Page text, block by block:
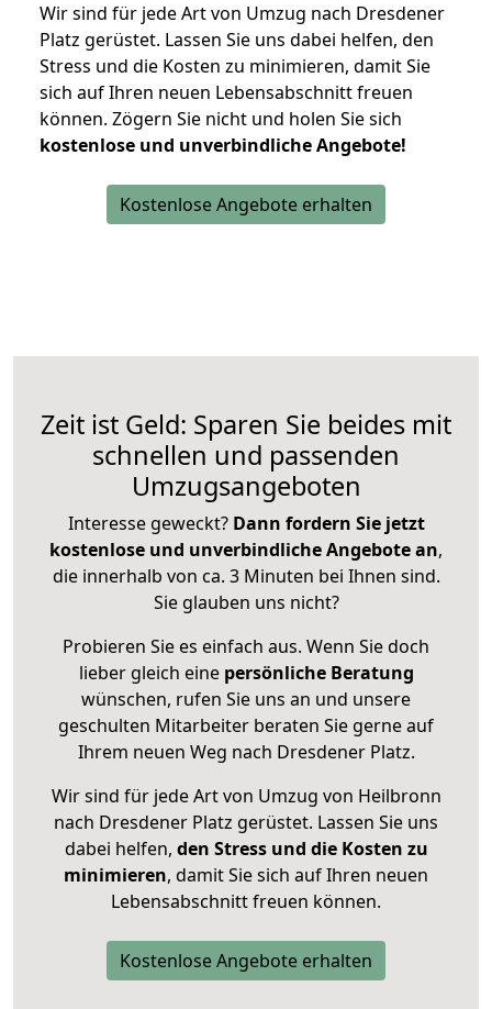
Wir sind für jede Art von Umzug nach Dresdener
Platz gerüstet. Lassen Sie uns dabei helfen, den
Stress und die Kosten zu minimieren, damit Sie
sich auf Ihren neuen Lebensabschnitt freuen
können. Zögern Sie nicht und holen Sie sich
kostenlose und unverbindliche Angebote!
Kostenlose Angebote erhalten
Zeit ist Geld: Sparen Sie beides mit
schnellen und passenden
Umzugsangeboten
Interesse geweckt? Dann fordern Sie jetzt
kostenlose und unverbindliche Angebote an,
die innerhalb von ca. 3 Minuten bei Ihnen sind.
Sie glauben uns nicht?
Probieren Sie es einfach aus. Wenn Sie doch
lieber gleich eine persönliche Beratung
wünschen, rufen Sie uns an und unsere
geschulten Mitarbeiter beraten Sie gerne auf
Ihrem neuen Weg nach Dresdener Platz.
Wir sind für jede Art von Umzug von Heilbronn
nach Dresdener Platz gerüstet. Lassen Sie uns
dabei helfen, den Stress und die Kosten zu
minimieren, damit Sie sich auf Ihren neuen
Lebensabschnitt freuen können.
Kostenlose Angebote erhalten